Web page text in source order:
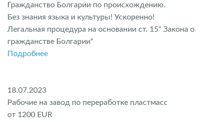
Гражданство Болгарии по происхождению.
Без знания языка и культуры! Ускоренно!
Легальная процедура на основании ст. 15" Закона о
гражданстве Болгарии"
Подробнее
18.07.2023
Рабочие на завод по переработке пластмасс
от 1200 EUR